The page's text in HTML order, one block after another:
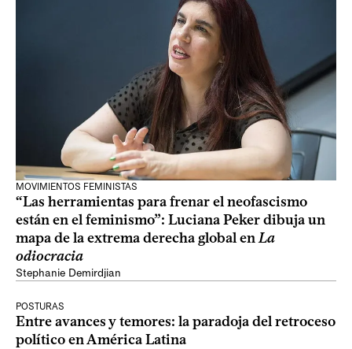
MOVIMIENTOS FEMINISTAS
“Las herramientas para frenar el neofascismo
están en el feminismo”: Luciana Peker dibuja un
mapa de la extrema derecha global enLa
odiocracia
Stephanie Demirdjian
POSTURAS
Entre avances y temores: la paradoja del retroceso
político en América Latina